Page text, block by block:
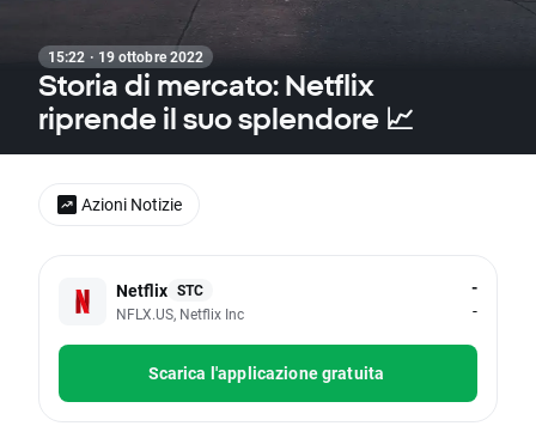
15:22 · 19 ottobre 2022
Storia di mercato: Netflix
riprende il suo splendore 📈
Netflix STC
NFLX.US, Netflix Inc
-
-
Scarica l'applicazione gratuita
Azioni Notizie